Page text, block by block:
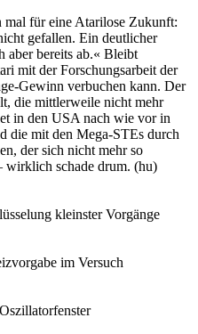
für eine Atarilose Zukunft:
gefallen. Ein deutlicher
aber bereits ab.« Bleibt
mit der Forschungsarbeit der
Gewinn verbuchen kann. Der
die mittlerweile nicht mehr
in den USA nach wie vor in
die mit den Mega-STEs durch
der sich nicht mehr so
schade drum. (hu)
kleinster Vorgänge
im Versuch